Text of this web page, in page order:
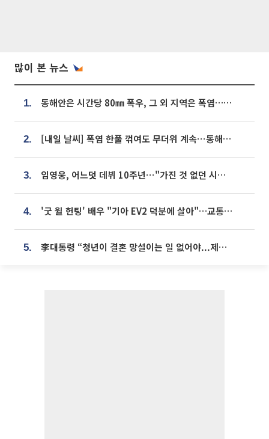
많이 본 뉴스
1. 동해안은 시간당 80㎜ 폭우, 그 외 지역은 폭염…‘극과 극 날씨’
2. [내일 날씨] 폭염 한풀 꺾여도 무더위 계속⋯동해안 이틀 연속 비
3. 임영웅, 어느덧 데뷔 10주년⋯"가진 것 없던 시절, 내 앞엔 20명의 팬뿐"
4. '굿 윌 헌팅' 배우 "기아 EV2 덕분에 살아"…교통사고 후 안전성 극찬
5. 李대통령 “청년이 결혼 망설이는 일 없어야...제도상 불이익 조사”